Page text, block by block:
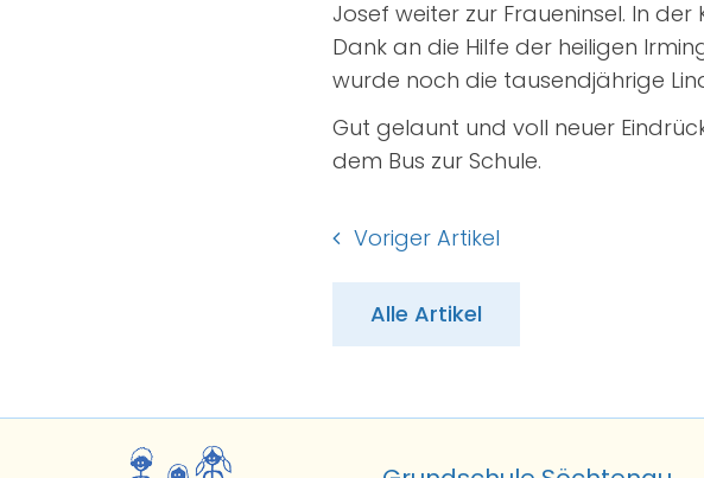
Josef weiter zur Fraueninsel. In
Dank an die Hilfe der heiligen
wurde noch die tausendjährige
Gut gelaunt und voll neuer
dem Bus zur Schule.
Voriger Artikel
Alle Artikel